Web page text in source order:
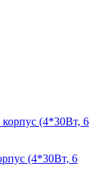
(4*30Вт, 6